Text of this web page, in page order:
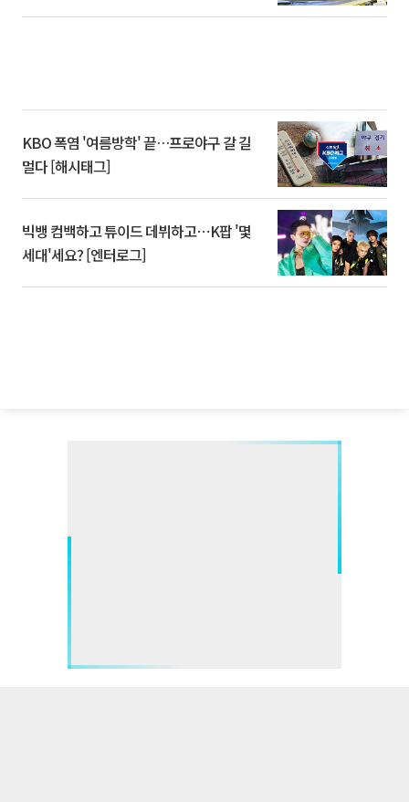
KBO 폭염 '여름방학' 끝…프로야구 갈 길
멀다 [해시태그]
빅뱅 컴백하고 튜이드 데뷔하고⋯K팝 '몇
세대'세요? [엔터로그]